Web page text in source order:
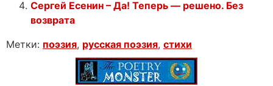
Сергей Есенин – Да! Теперь — решено. Без
возврата
Метки: поэзия, русская поэзия, стихи